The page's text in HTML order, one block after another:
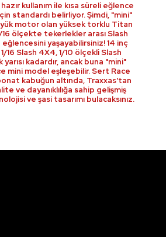
kullanım ile kısa süreli eğlence
standardı belirliyor. Şimdi, "mini"
motor olan yüksek torklu Titan
ölçekte tekerlekler arası Slash
eğlencesini yaşayabilirsiniz! 14 inç
16 Slash 4X4, 1/10 ölçekli Slash
yarısı kadardır, ancak buna "mini"
mini model eşleşebilir. Sert Race
kabuğun altında, Traxxas'tan
ve dayanıklılığa sahip gelişmiş
ve şasi tasarımı bulacaksınız.